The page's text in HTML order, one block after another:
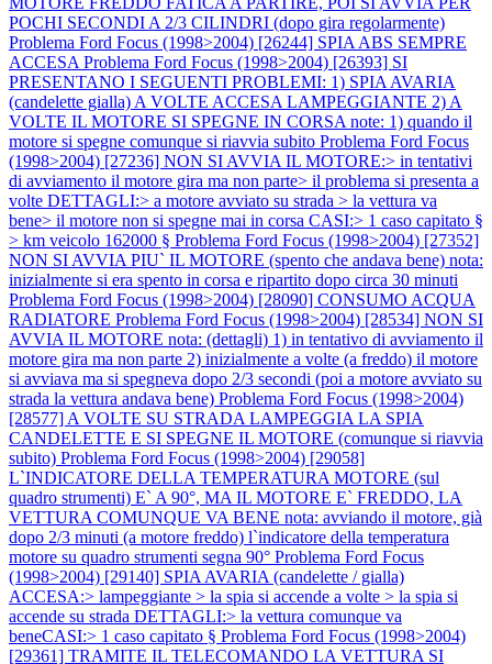
POCHI SECONDI A 2/3 CILINDRI (dopo gira regolarmente)
Problema Ford Focus (1998>2004) [26244] SPIA ABS SEMPRE
ACCESA Problema Ford Focus (1998>2004) [26393] SI
PRESENTANO I SEGUENTI PROBLEMI: 1) SPIA AVARIA
(candelette gialla) A VOLTE ACCESA LAMPEGGIANTE 2) A
VOLTE IL MOTORE SI SPEGNE IN CORSA note: 1) quando il
motore si spegne comunque si riavvia subito Problema Ford Focus
(1998>2004) [27236] NON SI AVVIA IL MOTORE:> in tentativi
di avviamento il motore gira ma non parte> il problema si presenta a
volte DETTAGLI:> a motore avviato su strada > la vettura va
bene> il motore non si spegne mai in corsa CASI:> 1 caso capitato §
> km veicolo 162000 § Problema Ford Focus (1998>2004) [27352]
NON SI AVVIA PIU` IL MOTORE (spento che andava bene) nota:
inizialmente si era spento in corsa e ripartito dopo circa 30 minuti
Problema Ford Focus (1998>2004) [28090] CONSUMO ACQUA
RADIATORE Problema Ford Focus (1998>2004) [28534] NON SI
AVVIA IL MOTORE nota: (dettagli) 1) in tentativo di avviamento il
motore gira ma non parte 2) inizialmente a volte (a freddo) il motore
si avviava ma si spegneva dopo 2/3 secondi (poi a motore avviato su
strada la vettura andava bene) Problema Ford Focus (1998>2004)
[28577] A VOLTE SU STRADA LAMPEGGIA LA SPIA
CANDELETTE E SI SPEGNE IL MOTORE (comunque si riavvia
subito) Problema Ford Focus (1998>2004) [29058]
L`INDICATORE DELLA TEMPERATURA MOTORE (sul
quadro strumenti) E` A 90°, MA IL MOTORE E` FREDDO, LA
VETTURA COMUNQUE VA BENE nota: avviando il motore, già
dopo 2/3 minuti (a motore freddo) l`indicatore della temperatura
motore su quadro strumenti segna 90° Problema Ford Focus
(1998>2004) [29140] SPIA AVARIA (candelette / gialla)
ACCESA:> lampeggiante > la spia si accende a volte > la spia si
accende su strada DETTAGLI:> la vettura comunque va
beneCASI:> 1 caso capitato § Problema Ford Focus (1998>2004)
[29361] TRAMITE IL TELECOMANDO LA VETTURA SI